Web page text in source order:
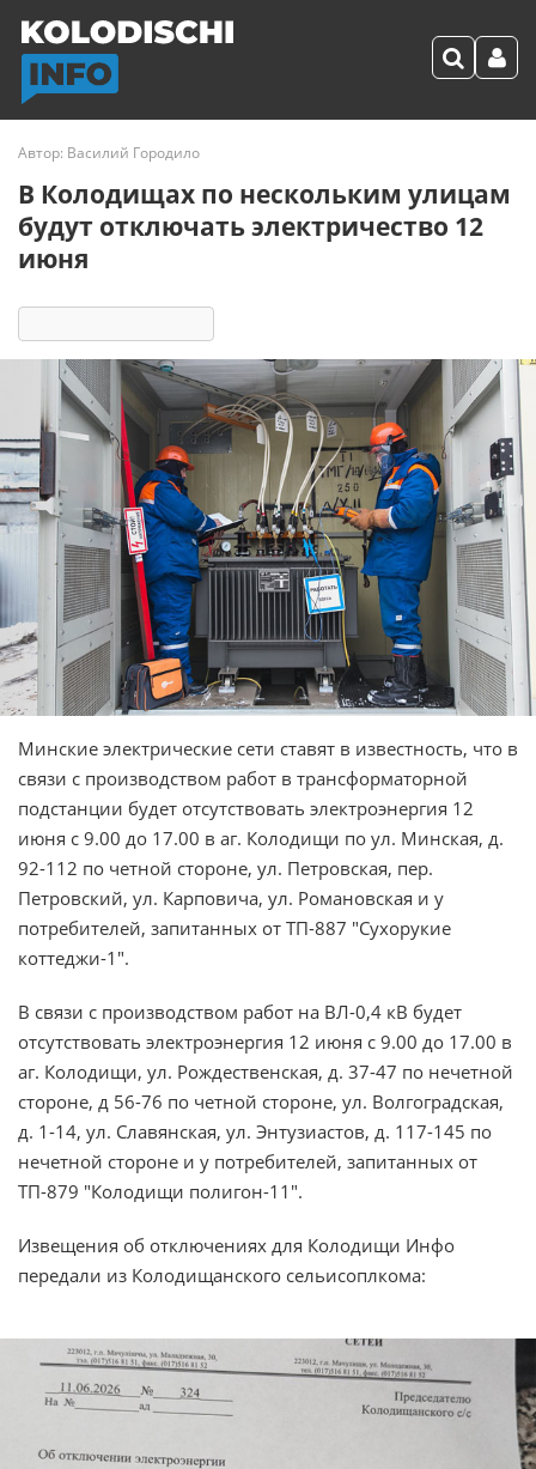
Автор: Василий Городило
В Колодищах по нескольким улицам
будут отключать электричество 12
июня
Минские электрические сети ставят в известность, что в
связи с производством работ в трансформаторной
подстанции будет отсутствовать электроэнергия 12
июня с 9.00 до 17.00 в аг. Колодищи по ул. Минская, д.
92-112 по четной стороне, ул. Петровская, пер.
Петровский, ул. Карповича, ул. Романовская и у
потребителей, запитанных от ТП-887 "Сухорукие
коттеджи-1".
В связи с производством работ на ВЛ-0,4 кВ будет
отсутствовать электроэнергия 12 июня с 9.00 до 17.00 в
аг. Колодищи, ул. Рождественская, д. 37-47 по нечетной
стороне, д 56-76 по четной стороне, ул. Волгоградская,
д. 1-14, ул. Славянская, ул. Энтузиастов, д. 117-145 по
нечетной стороне и у потребителей, запитанных от
ТП-879 "Колодищи полигон-11".
Извещения об отключениях для Колодищи Инфо
передали из Колодищанского сельисоплкома: